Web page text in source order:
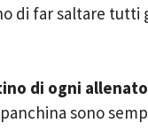
di far saltare
di ogni
sono